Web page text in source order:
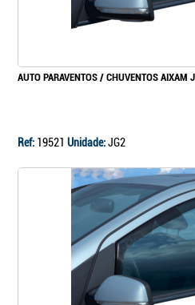
AUTO PARAVENTOS / CHUVENTOS AIXAM
Ref: 19521 Unidade:JG2